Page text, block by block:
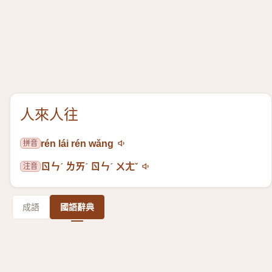
人來人往
拼音 rén lái rén wǎng
注音 ㄖㄣˊ ㄌㄞˊ ㄖㄣˊ ㄨㄤˇ
成語 國語辭典